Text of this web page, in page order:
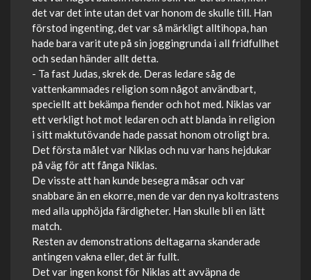
det var det inte utan det var honom de skulle till. Han
förstod ingenting, det var så märkligt alltihopa, han
hade bara varit ute på sin joggingrunda i all fridfullhet
och sedan händer allt detta.
- Ta fast Judas, skrek de. Deras ledare såg de
vattenkammades religion som något användbart,
speciellt att bekämpa fiender och hot med. Niklas var
ett verkligt hot mot ledaren och att blanda in religion
i sitt maktutövande hade passat honom otroligt bra.
Det första målet var Niklas och nu var hans hejdukar
på väg för att fånga Niklas.
De visste att han kunde besegra måsar och var
snabbare än en ekorre, men de var den nya koltrastens
med alla upphöjda färdigheter. Han skulle bli en lätt
match.
Resten av demonstrations deltagarna skanderade
antingen vakna eller, det är fullt.
Det var ingen konst för Niklas att avväpna de